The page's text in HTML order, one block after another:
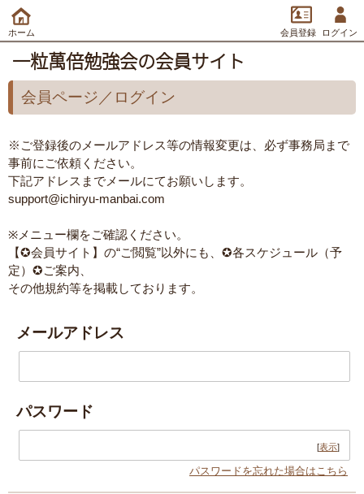
一粒萬倍勉強会の会員サイト
会員ページ／ログイン
※ご登録後のメールアドレス等の情報変更は、必ず事務局まで
事前にご依頼ください。
下記アドレスまでメールにてお願いします。
support@ichiryu-manbai.com
※メニュー欄をご確認ください。
【✪会員サイト】の“ご閲覧”以外にも、✪各スケジュール（予
定）✪ご案内、
その他規約等を掲載しております。
メールアドレス
パスワード
[表示]
パスワードを忘れた場合はこちら
ホーム 会員登録 ログイン